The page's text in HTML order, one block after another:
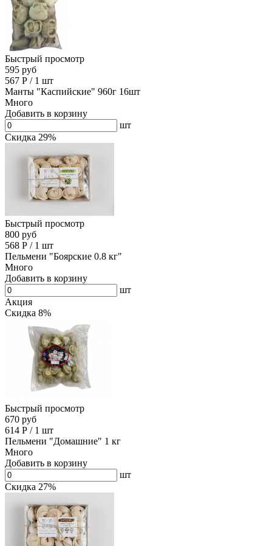
Быстрый просмотр
595 руб
567 Р / 1 шт
Манты "Каспийские" 960г 16шт
Много
Добавить в корзину
шт
Скидка 29%
Быстрый просмотр
800 руб
568 Р / 1 шт
Пельмени "Боярские 0.8 кг"
Много
Добавить в корзину
шт
Акция
Скидка 8%
Быстрый просмотр
670 руб
614 Р / 1 шт
Пельмени "Домашние" 1 кг
Много
Добавить в корзину
шт
Скидка 27%